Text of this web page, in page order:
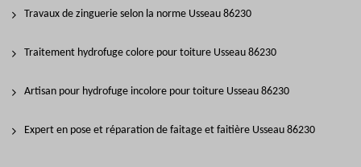
Travaux de zinguerie selon la norme Usseau 86230
Traitement hydrofuge colore pour toiture Usseau 86230
Artisan pour hydrofuge incolore pour toiture Usseau 86230
Expert en pose et réparation de faitage et faitière Usseau 86230